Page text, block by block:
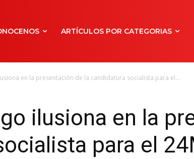
ARTÍCULOS POR CATEGORIAS
en la presentación de la candidatura socialista para el...
ilusiona en la
para el